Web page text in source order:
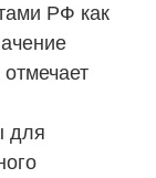
РФ как
для